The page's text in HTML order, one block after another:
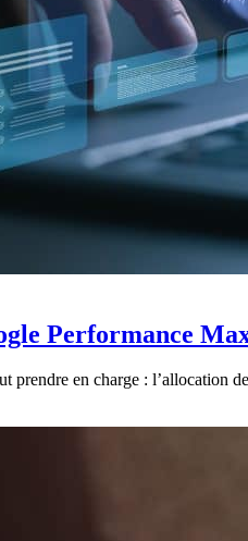
Performance
prendre en charge : l’allocation